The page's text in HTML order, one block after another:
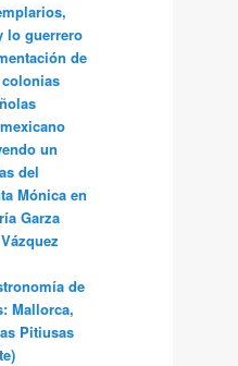
lo guerrero
de
un
del
Mónica en
Garza
de
Mallorca,
Pitiusas